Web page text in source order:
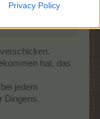
Privacy Policy
hat, das
jedem
Dingens.